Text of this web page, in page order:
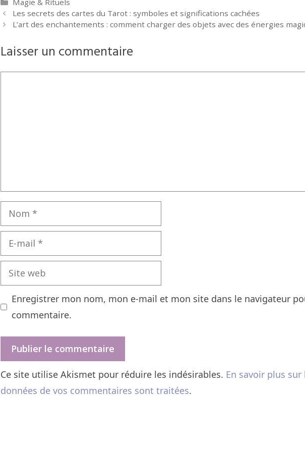
Magie & Rituels
Les secrets des cartes du Tarot : symboles et significations cachées
L’art des enchantements : comment charger des objets avec des énergies
Laisser un commentaire
Nom
mail
Site
web
Enregistrer mon nom, mon e-mail et mon site dans le navigateur
commentaire.
Ce site utilise Akismet pour réduire les indésirables. En savoir plus
données de vos commentaires sont traitées.